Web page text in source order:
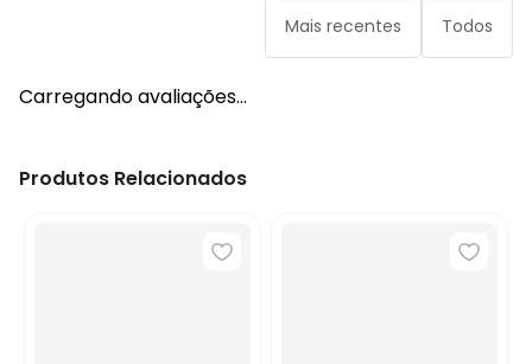
Mais recentes Todos
Carregando avaliações…
Produtos Relacionados